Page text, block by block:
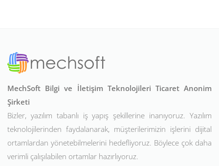
MechSoft Bilgi ve İletişim Teknolojileri Ticaret Anonim
Şirketi
Bizler, yazılım tabanlı iş yapış şekillerine inanıyoruz. Yazılım
teknolojilerinden faydalanarak, müşterilerimizin işlerini dijital
ortamlardan yönetebilmelerini hedefliyoruz. Böylece çok daha
verimli çalışılabilen ortamlar hazırlıyoruz.